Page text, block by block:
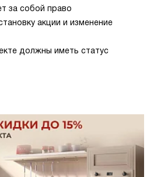
за собой право
акции и изменение
должны иметь статус